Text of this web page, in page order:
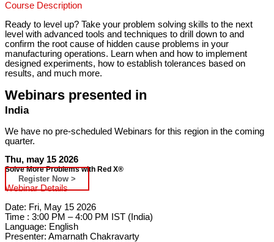
Course Description
Ready to level up? Take your problem solving skills to the next
level with advanced tools and techniques to drill down to and
confirm the root cause of hidden cause problems in your
manufacturing operations. Learn when and how to implement
designed experiments, how to establish tolerances based on
results, and much more.
Webinars presented in
India
We have no pre-scheduled Webinars for this region in the coming
quarter.
Thu, may 15 2026
Solve More Problems with Red X®
Register Now >
Webinar Details
Date: Fri, May 15 2026
Time : 3:00 PM – 4:00 PM IST (India)
Language: English
Presenter: Amarnath Chakravarty